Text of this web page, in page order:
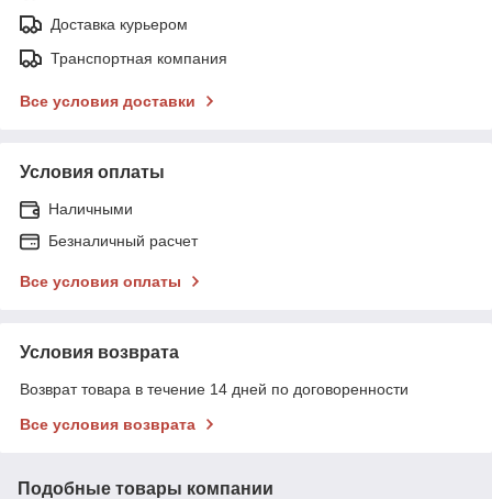
Доставка курьером
Транспортная компания
Все условия доставки
Условия оплаты
Наличными
Безналичный расчет
Все условия оплаты
Условия возврата
Возврат товара в течение 14 дней по договоренности
Все условия возврата
Подобные товары компании